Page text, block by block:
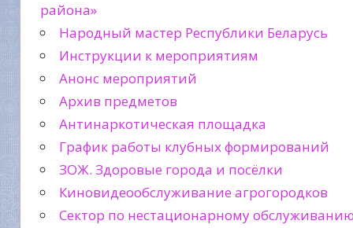
района»
Народный мастер Республики Беларусь
Инструкции к мероприятиям
Анонс мероприятий
Архив предметов
Антинаркотическая площадка
График работы клубных формирований
ЗОЖ. Здоровые города и посёлки
Киновидеообслуживание агрогородков
Сектор по нестационарному